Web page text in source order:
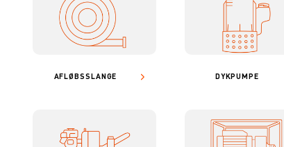
AFLØBSSLANGE DYKPUMPE